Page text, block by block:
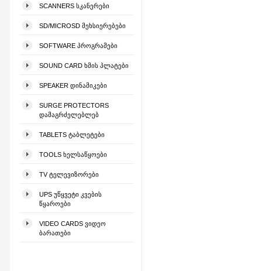
SCANNERS ᲡᲙᲐᲜᲔᲠᲔᲑᲘ
SD/MICROSD ᲛᲔᲮᲡᲘᲔᲠᲔᲑᲔᲑᲘ
SOFTWARE ᲞᲠᲝᲒᲠᲐᲛᲔᲑᲘ
SOUND CARD ᲮᲛᲘᲡ ᲞᲚᲐᲢᲔᲑᲘ
SPEAKER ᲓᲘᲜᲐᲛᲘᲙᲔᲑᲘ
SURGE PROTECTORS
ᲓᲐᲛᲐᲒᲠᲫᲔᲚᲔᲑᲚᲔᲑ
TABLETS ᲢᲐᲑᲚᲔᲢᲔᲑᲘ
TOOLS ᲮᲔᲚᲡᲐᲬᲧᲝᲔᲑᲘ
TV ᲢᲔᲚᲔᲕᲘᲖᲝᲠᲔᲑᲘ
UPS ᲣᲬᲧᲕᲔᲢᲘ ᲙᲕᲔᲑᲘᲡ
ᲬᲧᲐᲠᲝᲔᲑᲘ
VIDEO CARDS ᲕᲘᲓᲔᲝ
ᲑᲐᲠᲐᲗᲔᲑᲘ